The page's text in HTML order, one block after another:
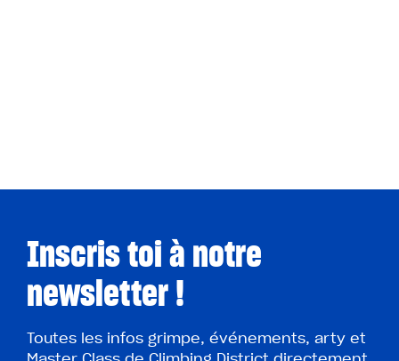
Inscris toi à notre
newsletter !
Toutes les infos grimpe, événements, arty et